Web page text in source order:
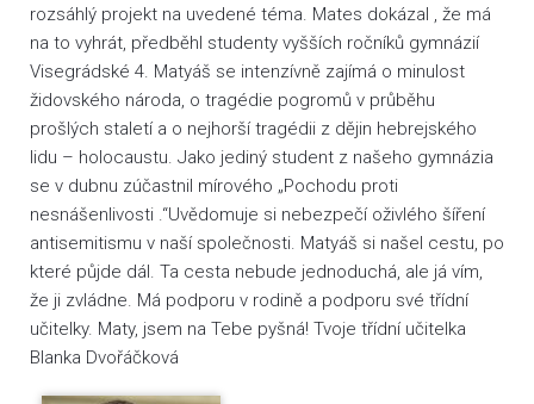
rozsáhlý projekt na uvedené téma. Mates dokázal , že má
na to vyhrát, předběhl studenty vyšších ročníků gymnázií
Visegrádské 4. Matyáš se intenzívně zajímá o minulost
židovského národa, o tragédie pogromů v průběhu
prošlých staletí a o nejhorší tragédii z dějin hebrejského
lidu – holocaustu. Jako jediný student z našeho gymnázia
se v dubnu zúčastnil mírového „Pochodu proti
nesnášenlivosti .“Uvědomuje si nebezpečí oživlého šíření
antisemitismu v naší společnosti. Matyáš si našel cestu, po
které půjde dál. Ta cesta nebude jednoduchá, ale já vím,
že ji zvládne. Má podporu v rodině a podporu své třídní
učitelky. Maty, jsem na Tebe pyšná! Tvoje třídní učitelka
Blanka Dvořáčková